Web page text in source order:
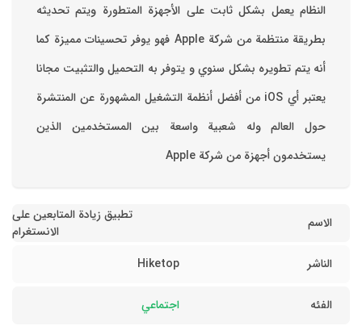
‏النظام يعمل بشكل ثابت على الأجهزة المتطورة ويتم تحديثه
بطريقة منتظمة من شركة Apple فهو يوفر تحسينات مميزة كما
أنه يتم تطويره بشكل سنوي و يتوفر به التحميل والتثبيت مجانا
‏يعتبر أي iOS من أفضل أنظمة التشغيل المشهورة عن المنتشرة
حول العالم وله شعبية واسعة بين المستخدمين الذين
يستخدمون أجهزة من شركة Apple
الاسم
تطبيق زيادة المتابعين على
الانستغرام
الناشر
Hiketop
الفئه اجتماعي